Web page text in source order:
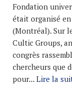
Fondation
était organisé
(Montréal). Sur
Cultic Groups,
congrès
chercheurs que
pour... Lire la